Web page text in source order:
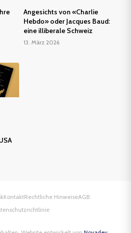
Angesichts von «Charlie
Hebdo» oder Jacques Baud:
eine illiberale Schweiz
13. März 2026
KontaktRechtliche HinweiseAGB